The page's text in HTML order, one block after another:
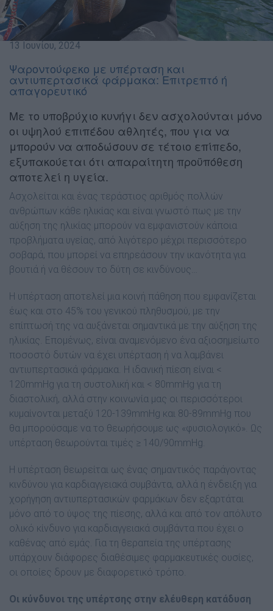
13 Ιουνίου, 2024
Ψαροντούφεκο με υπέρταση και
αντιυπερτασικά φάρμακα: Επιτρεπτό ή
απαγορευτικό
Με το υποβρύχιο κυνήγι δεν ασχολούνται μόνο
οι υψηλού επιπέδου αθλητές, που για να
μπορούν να αποδώσουν σε τέτοιο επίπεδο,
εξυπακούεται ότι απαραίτητη προϋπόθεση
αποτελεί η υγεία.
Ασχολείται και ένας τεράστιος αριθμός πολλών
ανθρώπων κάθε ηλικίας και είναι γνωστό πως με την
αύξηση της ηλικίας μπορούν να εμφανιστούν κάποια
προβλήματα υγείας, από λιγότερο μέχρι περισσότερο
σοβαρά, που μπορεί να επηρεάσουν την ικανότητα για
βουτιά ή να θέσουν το δύτη σε κινδύνους…
Η υπέρταση αποτελεί μια κοινή πάθηση που εμφανίζεται
έως και στο 45% του γενικού πληθυσμού, με την
επίπτωσή της να αυξάνεται σημαντικά με την αύξηση της
ηλικίας. Επομένως, είναι αναμενόμενο ένα αξιοσημείωτο
ποσοστό δυτών να έχει υπέρταση ή να λαμβάνει
αντιυπερτασικά φάρμακα. Η ιδανική πίεση είναι <
120mmHg για τη συστολική και < 80mmHg για τη
διαστολική, αλλά στην κοινωνία μας οι περισσότεροι
κυμαίνονται μεταξύ 120-139mmHg και 80-89mmHg που
θα μπορούσαμε να το θεωρήσουμε ως «φυσιολογικό». Ως
υπέρταση θεωρούνται τιμές ≥ 140/90mmHg.
Η υπέρταση θεωρείται ως ένας σημαντικός παράγοντας
κινδύνου για καρδιαγγειακά συμβάντα, αλλά η ένδειξη για
χορήγηση αντιυπερτασικών φαρμάκων δεν εξαρτάται
μόνο από το ύψος της πίεσης, αλλά και από τον απόλυτο
ολικό κίνδυνο για καρδιαγγειακά συμβάντα που έχει ο
καθένας από εμάς. Για τη θεραπεία της υπέρτασης
υπάρχουν διάφορες διαθέσιμες φαρμακευτικές ουσίες,
οι οποίες δρουν με διαφορετικό τρόπο.
Οι κύνδυνοι της υπέρτσης στην ελέυθερη κατάδυση